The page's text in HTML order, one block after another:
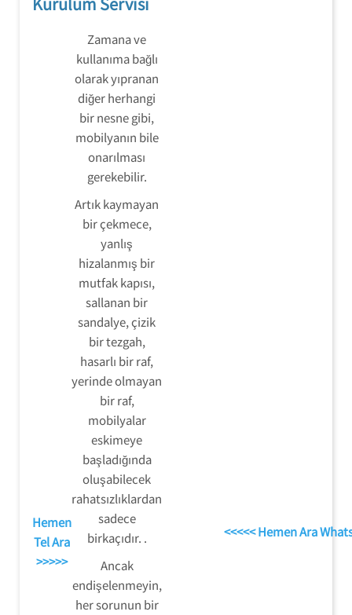
Hemen
Tel Ara
>>>>>
Zamana ve
kullanıma bağlı
olarak yıpranan
diğer herhangi
bir nesne gibi,
mobilyanın bile
onarılması
gerekebilir.
Artık kaymayan
bir çekmece,
yanlış
hizalanmış bir
mutfak kapısı,
sallanan bir
sandalye, çizik
bir tezgah,
hasarlı bir raf,
yerinde olmayan
bir raf,
mobilyalar
eskimeye
başladığında
oluşabilecek
rahatsızlıklardan
sadece
birkaçıdır. .
Ancak
endişelenmeyin,
her sorunun bir
<<<<< Hemen Ara